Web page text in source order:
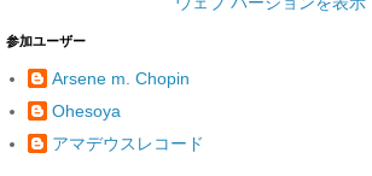
参加ユーザー
Arsene m. Chopin
Ohesoya
アマデウスレコード